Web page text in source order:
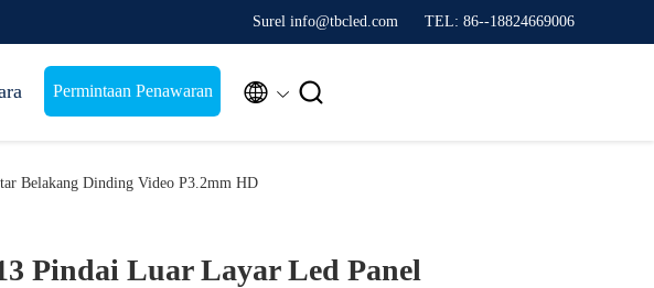
Surel info@tbcled.com TEL: 86--18824669006
Permintaan Penawaran  
Belakang Dinding Video P3.2mm HD
Pindai Luar Layar Led Panel